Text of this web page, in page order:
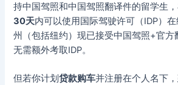
持中国驾照和中国驾照翻译件的留学生
30天内可以使用国际驾驶许可（IDP）
州（包括纽约）现已接受中国驾照+官方
无需额外考取IDP。
但若你计划贷款购车并注册在个人名下